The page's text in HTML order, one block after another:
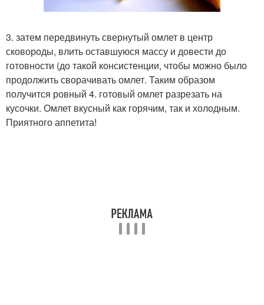
3. затем передвинуть свернутый омлет в центр
сковороды, влить оставшуюся массу и довести до
готовности (до такой консистенции, чтобы можно было
продолжить сворачивать омлет. Таким образом
получится ровный 4. готовый омлет разрезать на
кусочки. Омлет вкусный как горячим, так и холодным.
Приятного аппетита!